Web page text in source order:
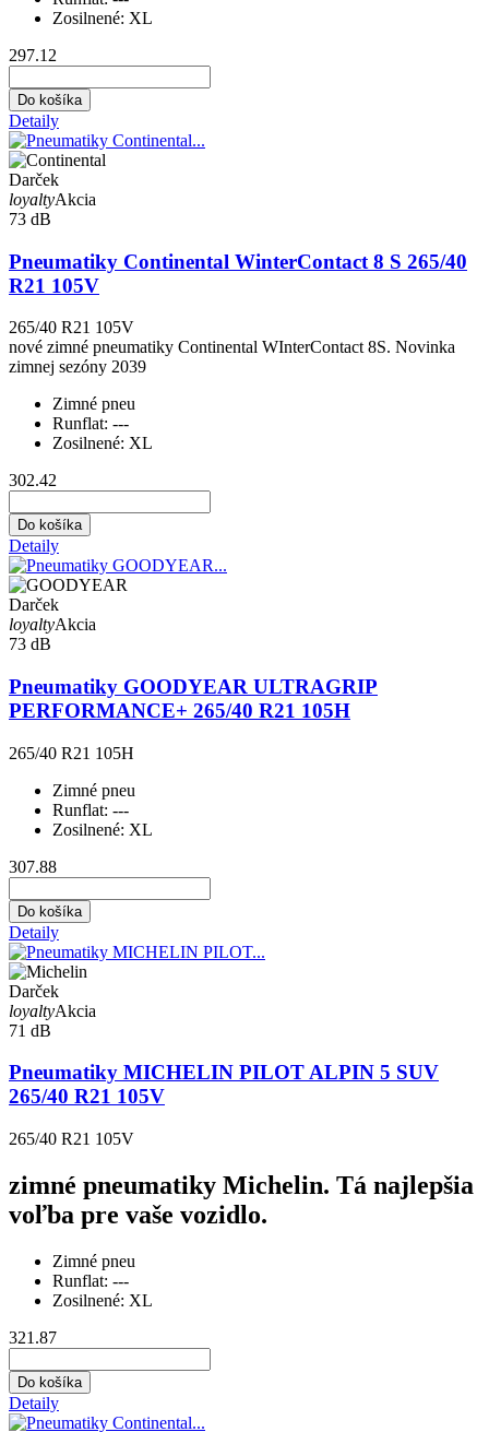
Zosilnené: XL
297.12
Do košíka
Detaily
Darček
loyaltyAkcia
73 dB
Pneumatiky Continental WinterContact 8 S 265/40
R21 105V
265/40 R21 105V
nové zimné pneumatiky Continental WInterContact 8S. Novinka
zimnej sezóny 2039
Zimné pneu
Runflat: ---
Zosilnené: XL
302.42
Do košíka
Detaily
Darček
loyaltyAkcia
73 dB
Pneumatiky GOODYEAR ULTRAGRIP
PERFORMANCE+ 265/40 R21 105H
265/40 R21 105H
Zimné pneu
Runflat: ---
Zosilnené: XL
307.88
Do košíka
Detaily
Darček
loyaltyAkcia
71 dB
Pneumatiky MICHELIN PILOT ALPIN 5 SUV
265/40 R21 105V
265/40 R21 105V
zimné pneumatiky Michelin. Tá najlepšia
voľba pre vaše vozidlo.
Zimné pneu
Runflat: ---
Zosilnené: XL
321.87
Do košíka
Detaily